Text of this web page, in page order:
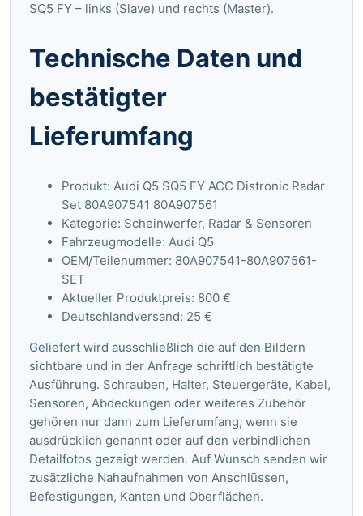
SQ5 FY – links (Slave) und rechts (Master).
Technische Daten und
bestätigter
Lieferumfang
Produkt: Audi Q5 SQ5 FY ACC Distronic Radar
Set 80A907541 80A907561
Kategorie: Scheinwerfer, Radar & Sensoren
Fahrzeugmodelle: Audi Q5
OEM/Teilenummer: 80A907541-80A907561-
SET
Aktueller Produktpreis: 800 €
Deutschlandversand: 25 €
Geliefert wird ausschließlich die auf den Bildern
sichtbare und in der Anfrage schriftlich bestätigte
Ausführung. Schrauben, Halter, Steuergeräte, Kabel,
Sensoren, Abdeckungen oder weiteres Zubehör
gehören nur dann zum Lieferumfang, wenn sie
ausdrücklich genannt oder auf den verbindlichen
Detailfotos gezeigt werden. Auf Wunsch senden wir
zusätzliche Nahaufnahmen von Anschlüssen,
Befestigungen, Kanten und Oberflächen.